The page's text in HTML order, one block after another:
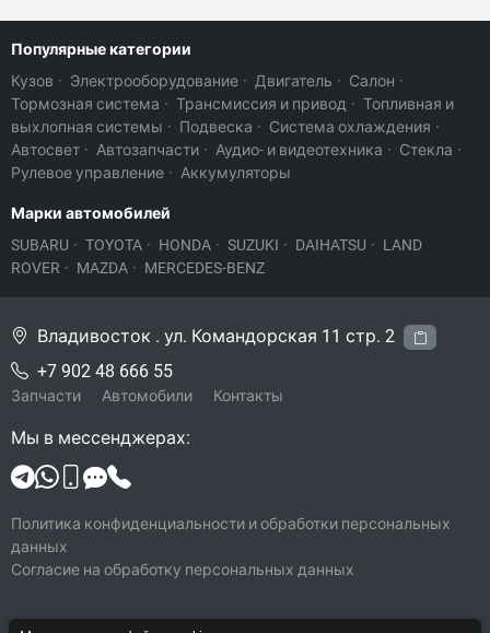
Популярные категории
Кузов · Электрооборудование · Двигатель · Салон ·
Тормозная система · Трансмиссия и привод · Топливная и
выхлопная системы · Подвеска · Система охлаждения ·
Автосвет · Автозапчасти · Аудио- и видеотехника · Стекла ·
Рулевое управление · Аккумуляторы
Марки автомобилей
SUBARU · TOYOTA · HONDA · SUZUKI · DAIHATSU · LAND
ROVER · MAZDA · MERCEDES-BENZ
Владивосток . ул. Командорская 11 стр. 2
+7 902 48 666 55
Запчасти Автомобили Контакты
Мы в мессенджерах:
Политика конфиденциальности и обработки персональных
данных
Согласие на обработку персональных данных